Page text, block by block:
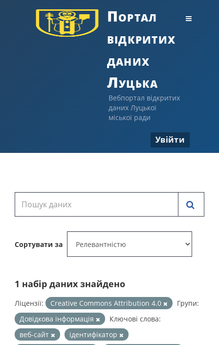
Портал
відкритих
даних
Луцька
Вебпортал відкритих
даних Луцької
міської ради
Увійти
Сортувати за
1 набір даних знайдено
Ліцензії: Creative Commons Attribution 4.0
Групи:
Довідкова інформація
Ключові слова:
веб-сайт
ідентифікатор